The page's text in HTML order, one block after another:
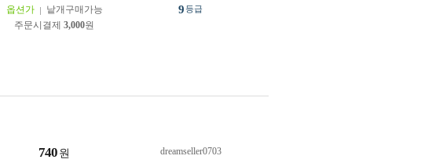
옵션가
낱개구매가능
주문시결제 3,000원
9등급
740 원 dreamseller0703